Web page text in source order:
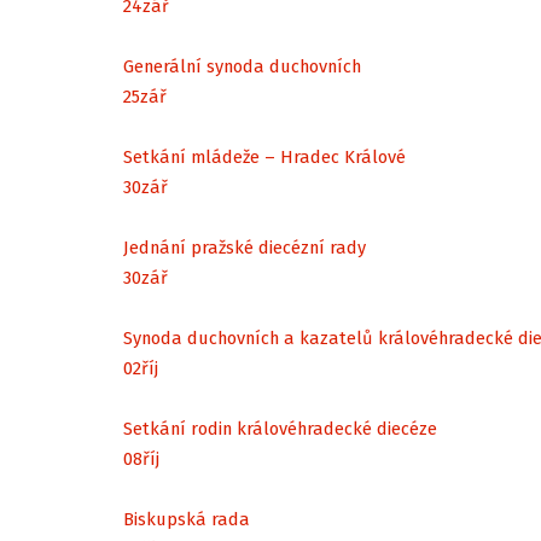
24zář
Generální synoda duchovních
25zář
Setkání mládeže – Hradec Králové
30zář
Jednání pražské diecézní rady
30zář
Synoda duchovních a kazatelů královéhradecké
02říj
Setkání rodin královéhradecké diecéze
08říj
Biskupská rada